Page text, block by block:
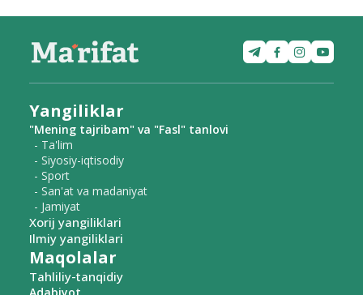
Yangiliklar
"Mening tajribam" va "Fasl" tanlovi
- Ta'lim
- Siyosiy-iqtisodiy
- Sport
- San'at va madaniyat
- Jamiyat
Xorij yangiliklari
Ilmiy yangiliklari
Maqolalar
Tahliliy-tanqidiy